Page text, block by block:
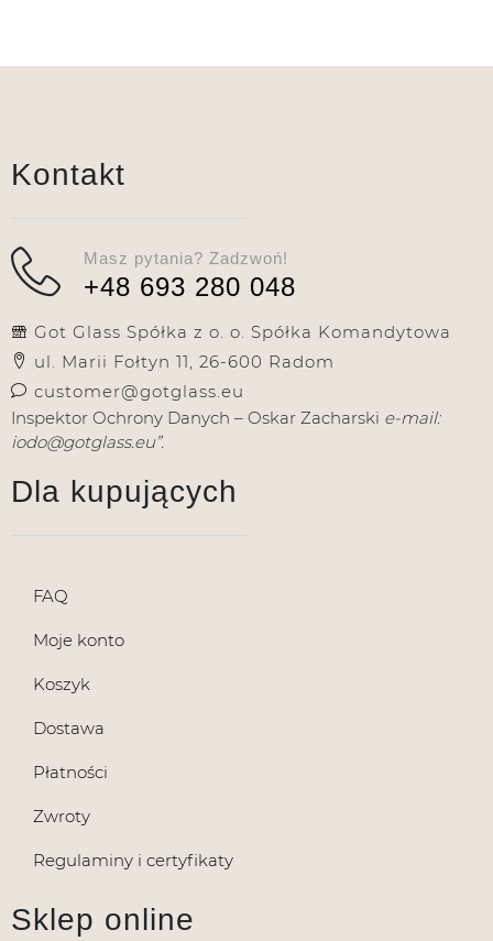
Kontakt
Masz pytania? Zadzwoń!
+48 693 280 048
Got Glass Spółka z o. o. Spółka Komandytowa
ul. Marii Fołtyn 11, 26-600 Radom
customer@gotglass.eu
Inspektor Ochrony Danych – Oskar Zacharski e-mail:
iodo@gotglass.eu”.
Dla kupujących
FAQ
Moje konto
Koszyk
Dostawa
Płatności
Zwroty
Regulaminy i certyfikaty
Sklep online